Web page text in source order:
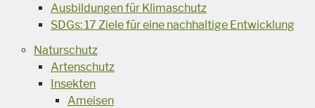
Ausbildungen für Klimaschutz
SDGs: 17 Ziele für eine nachhaltige Entwicklung
Naturschutz
Artenschutz
Insekten
Ameisen